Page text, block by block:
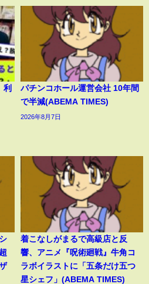
利
パチンコホール運営会社 10年間
で半減(ABEMA TIMES)
2026年8月7日
着こなしがまるで高級店と反
響、アニメ『呪術廻戦』牛角コ
ラボイラストに「五条だけ五つ
星シェフ」(ABEMA TIMES)